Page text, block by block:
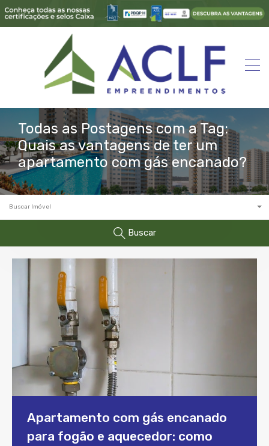
Todas as Postagens com a Tag:
Quais as vantagens de ter um
apartamento com gás encanado?
Buscar Imóvel
Buscar
Apartamento com gás encanado
para fogão e aquecedor: como